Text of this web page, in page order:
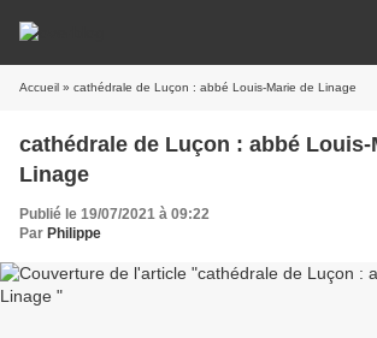
Accueil » cathédrale de Luçon : abbé Louis-Marie de Linage
cathédrale de Luçon : abbé Louis-
Linage
Publié le 19/07/2021 à 09:22
Par Philippe